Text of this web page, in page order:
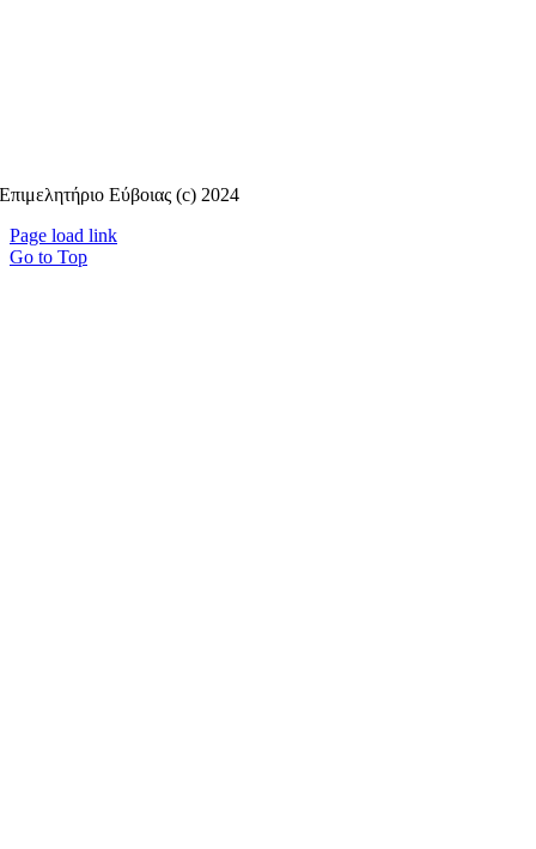
Επιμελητήριο Εύβοιας (c) 2024
Page load link
Go to Top